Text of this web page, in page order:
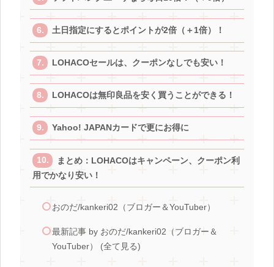
土日指定にするとポイントが2倍（＋1倍）！
LOHACOセールは、クーポンなしでも安い！
LOHACOは無印良品を安く買うことができる！
Yahoo! JAPANカードで更にお得に
まとめ：LOHACOはキャンペーン、クーポン利
用でかなり安い！
おのだ/kankeri02（ブロガー＆YouTuber）
最新記事 by おのだ/kankeri02（ブロガー＆
YouTuber） (全て見る)